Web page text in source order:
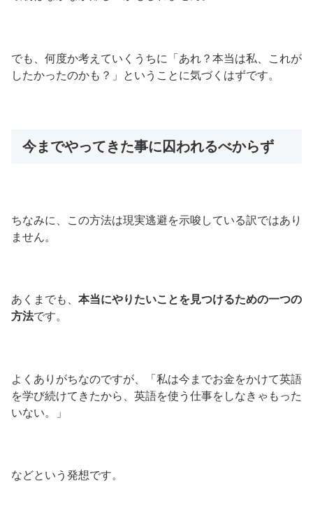
でも、何度か考えていくうちに「あれ？本当は私、これが
したかったのかも？」ということに気づくはずです。
今までやってきた事に囚われるべからず
ちなみに、この方法は現実逃避を示唆している訳ではあり
ません。
あくまでも、 本当にやりたいことを見つけるための一つの
方法です。
よくありがちなのですが、「私は今までお金をかけて英語
を学び続けてきたから、英語を使う仕事をしなきゃもった
いない。」
などという発想です。